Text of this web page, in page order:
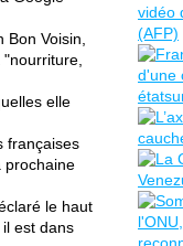
Voisin,
elle
françaises
prochaine
le haut
est dans